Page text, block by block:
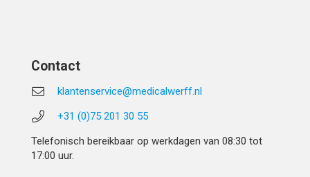
Contact
klantenservice@medicalwerff.nl
+31 (0)75 201 30 55
Telefonisch bereikbaar op werkdagen van 08:30 tot
17:00 uur.